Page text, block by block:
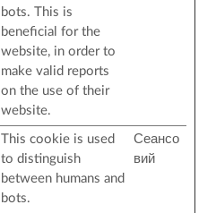
bots. This is
beneficial for the
website, in order to
make valid reports
on the use of their
website.
This cookie is used
to distinguish
between humans and
bots.
Сеансо
вий